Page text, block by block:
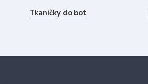
Tkaničky do bot